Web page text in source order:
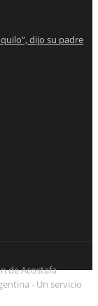
dijo su padre
de Acostafa
- Un servicio